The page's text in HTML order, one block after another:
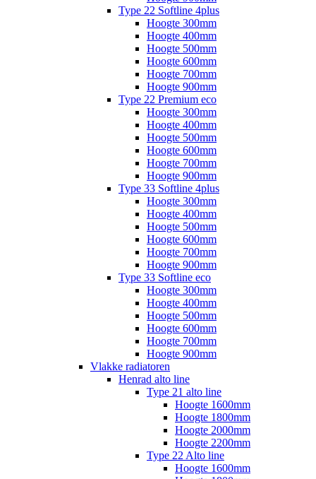
Type 22 Softline 4plus
Hoogte 300mm
Hoogte 400mm
Hoogte 500mm
Hoogte 600mm
Hoogte 700mm
Hoogte 900mm
Type 22 Premium eco
Hoogte 300mm
Hoogte 400mm
Hoogte 500mm
Hoogte 600mm
Hoogte 700mm
Hoogte 900mm
Type 33 Softline 4plus
Hoogte 300mm
Hoogte 400mm
Hoogte 500mm
Hoogte 600mm
Hoogte 700mm
Hoogte 900mm
Type 33 Softline eco
Hoogte 300mm
Hoogte 400mm
Hoogte 500mm
Hoogte 600mm
Hoogte 700mm
Hoogte 900mm
Vlakke radiatoren
Henrad alto line
Type 21 alto line
Hoogte 1600mm
Hoogte 1800mm
Hoogte 2000mm
Hoogte 2200mm
Type 22 Alto line
Hoogte 1600mm